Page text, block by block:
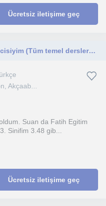
Ücretsiz iletişime geç
Sınıf Öğretmenliği 3. Sınıf öğrencisiyim (Tüm temel derslerden eğitim verebilirim. Türkçe, ilkokuma yazma, fen bilimleri, hayat bilgisi, ingilizce vb)
Akçaab...
Suan da Fatih Egitim
Sinifim 3.48 gib...
Ücretsiz iletişime geç